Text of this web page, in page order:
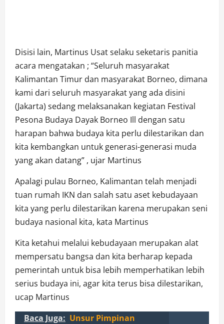
Disisi lain, Martinus Usat selaku seketaris panitia
acara mengatakan ; “Seluruh masyarakat
Kalimantan Timur dan masyarakat Borneo, dimana
kami dari seluruh masyarakat yang ada disini
(Jakarta) sedang melaksanakan kegiatan Festival
Pesona Budaya Dayak Borneo Ill dengan satu
harapan bahwa budaya kita perlu dilestarikan dan
kita kembangkan untuk generasi-generasi muda
yang akan datang” , ujar Martinus
Apalagi pulau Borneo, Kalimantan telah menjadi
tuan rumah IKN dan salah satu aset kebudayaan
kita yang perlu dilestarikan karena merupakan seni
budaya nasional kita, kata Martinus
Kita ketahui melalui kebudayaan merupakan alat
mempersatu bangsa dan kita berharap kepada
pemerintah untuk bisa lebih memperhatikan lebih
serius budaya ini, agar kita terus bisa dilestarikan,
ucap Martinus
Baca Juga: Unsur Pimpinan